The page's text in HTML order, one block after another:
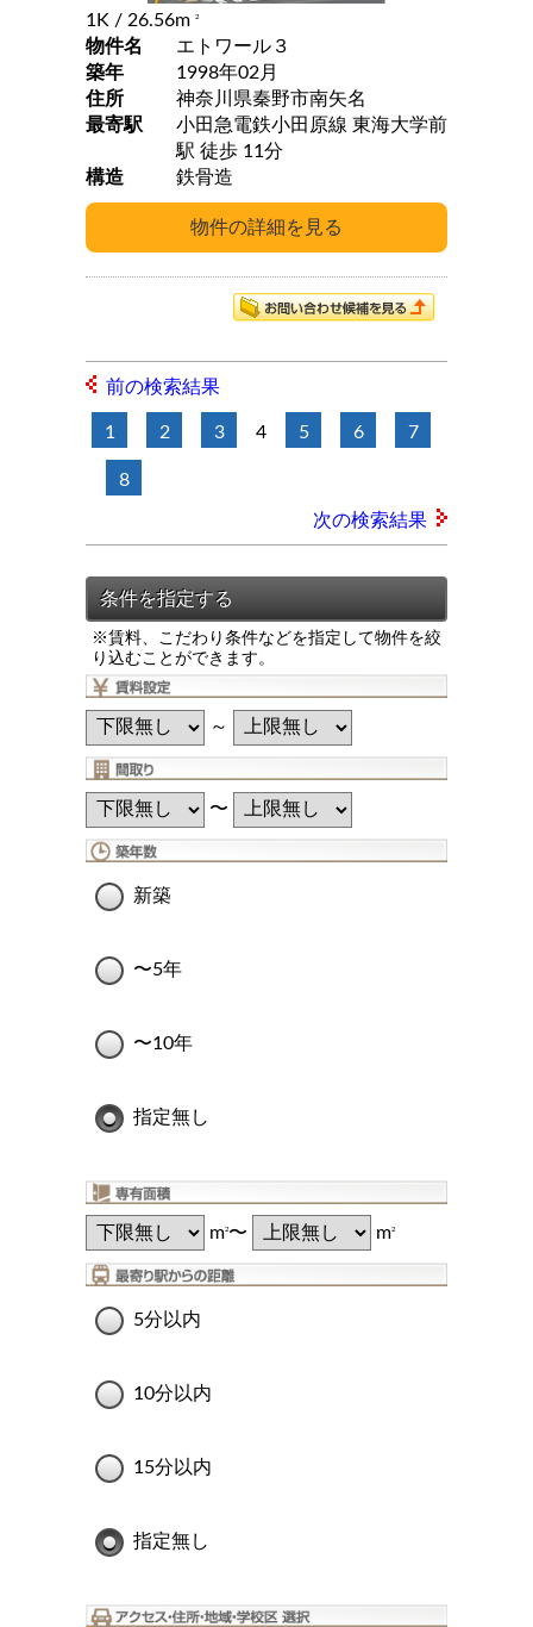
1K / 26.56m 2
物件名
エトワール３
築年
1998年02月
住所
神奈川県秦野市南矢名
最寄駅
小田急電鉄小田原線 東海大学前
駅 徒歩 11分
構造
鉄骨造
前の検索結果
1 2 3 4 5 6 7
8
次の検索結果
※賃料、こだわり条件などを指定して物件を絞
り込むことができます。
～
〜
新築
〜5年
〜10年
指定無し
m2〜 m2
5分以内
10分以内
15分以内
指定無し